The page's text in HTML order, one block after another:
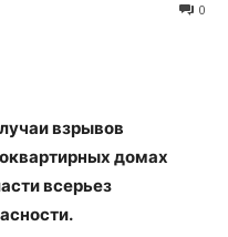
0
взрывов
домах
всерьез